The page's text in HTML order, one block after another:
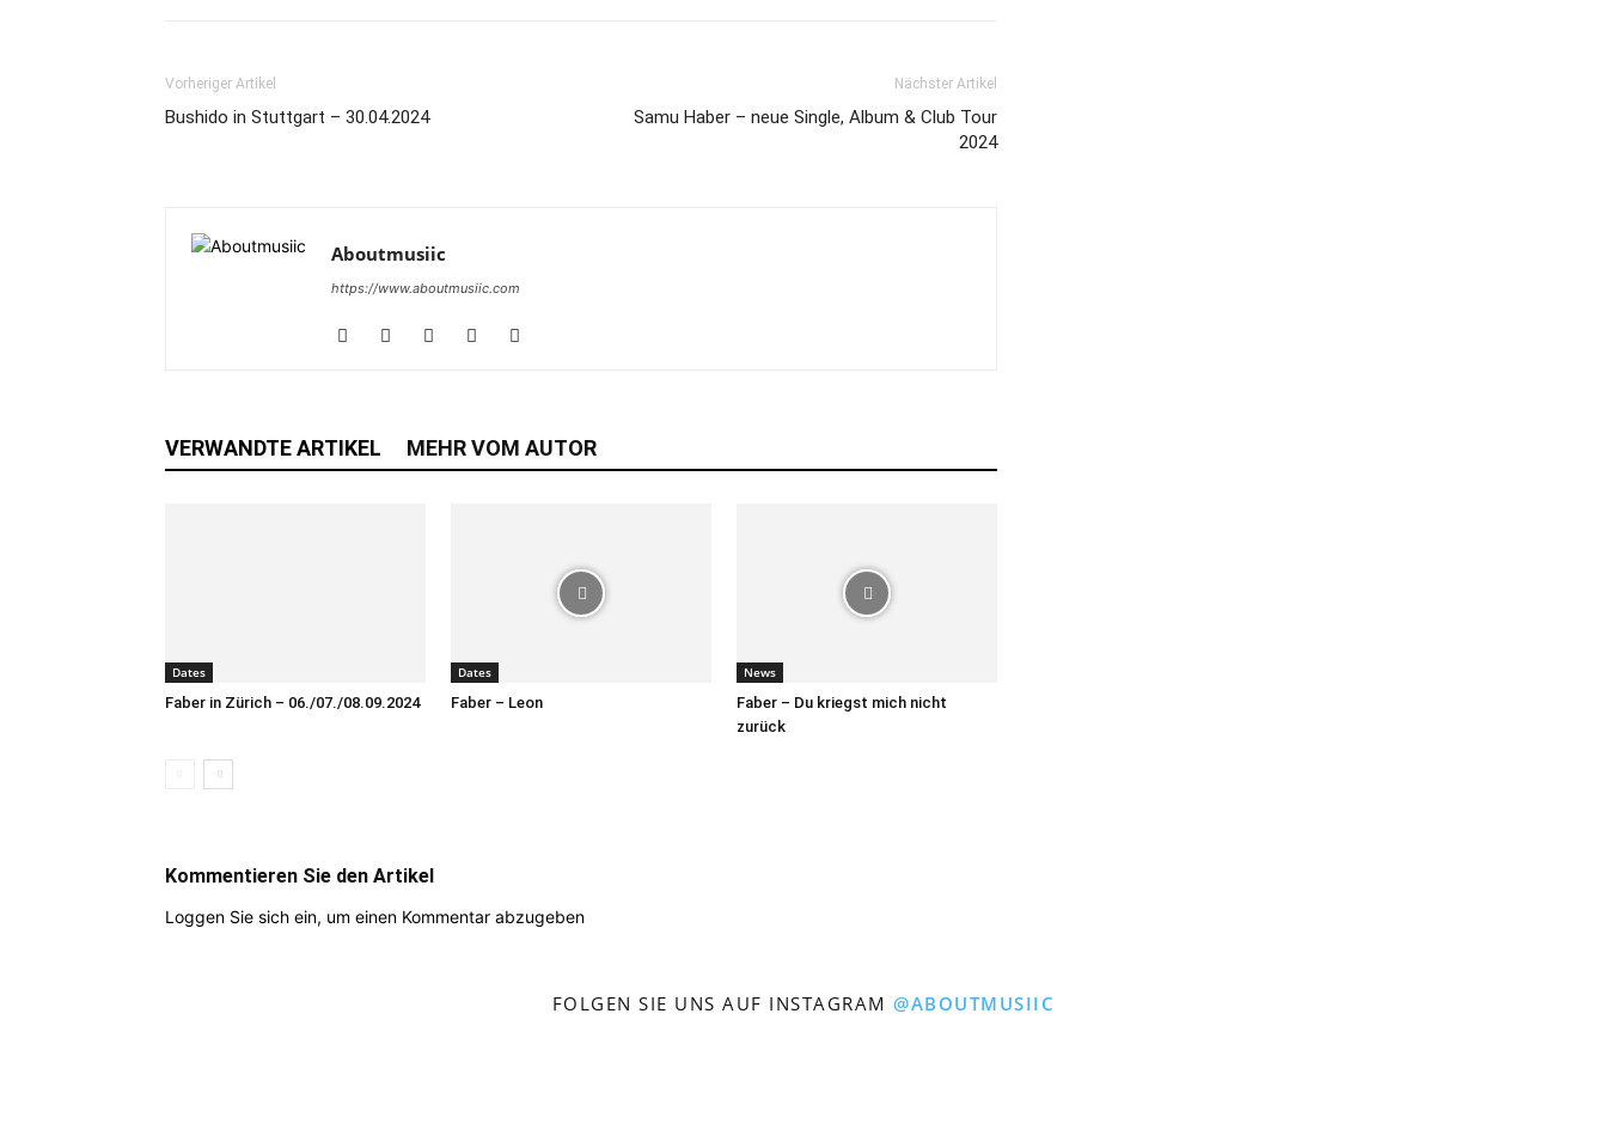
Vorheriger Artikel
Bushido in Stuttgart – 30.04.2024
Nächster Artikel
Samu Haber – neue Single, Album & Club Tour
2024
Aboutmusiic
https://www.aboutmusiic.com
VERWANDTE ARTIKEL MEHR VOM AUTOR
Dates
Faber in Zürich – 06./07./08.09.2024
Dates
Faber – Leon
News
Faber – Du kriegst mich nicht
zurück
Kommentieren Sie den Artikel
Loggen Sie sich ein, um einen Kommentar abzugeben
FOLGEN SIE UNS AUF INSTAGRAM@ABOUTMUSIIC